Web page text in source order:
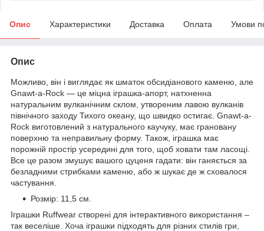
Опис Характеристики Доставка Оплата Умови
Опис
Можливо, він і виглядає як шматок обсидіанового каменю, але
Gnawt-a-Rock — це міцна іграшка-апорт, натхненна
натуральним вулканічним склом, утвореним лавою вулканів
північного заходу Тихого океану, що швидко остигає. Gnawt-a-
Rock виготовлений з натурального каучуку, має грановану
поверхню та неправильну форму. Також, іграшка має
порожній простір усередині для того, щоб ховати там ласощі.
Все це разом змушує вашого цуценя гадати: він ганяється за
безладними стрибками каменю, або ж шукає де ж сховалося
частування.
Розмір: 11,5 см.
Іграшки Ruffwear створені для інтерактивного використання –
так веселіше. Хоча іграшки підходять для різних стилів гри,